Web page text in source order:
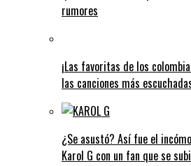
rumores
¡Las favoritas de los
las canciones más
¿Se asustó? Así fue el
Karol G con un fan que se